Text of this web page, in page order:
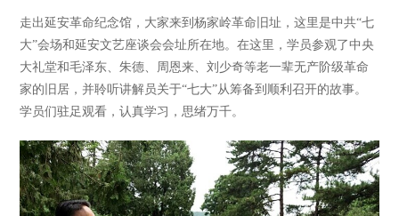
走出延安革命纪念馆，大家来到杨家岭革命旧址，这里是中共“七
大”会场和延安文艺座谈会会址所在地。在这里，学员参观了中央
大礼堂和毛泽东、朱德、周恩来、刘少奇等老一辈无产阶级革命
家的旧居，并聆听讲解员关于“七大”从筹备到顺利召开的故事。
学员们驻足观看，认真学习，思绪万千。